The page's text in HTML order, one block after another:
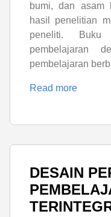
bumi, dan asam
hasil penelitian
peneliti. Buku
pembelajaran
pembelajaran
Read more
DESAIN